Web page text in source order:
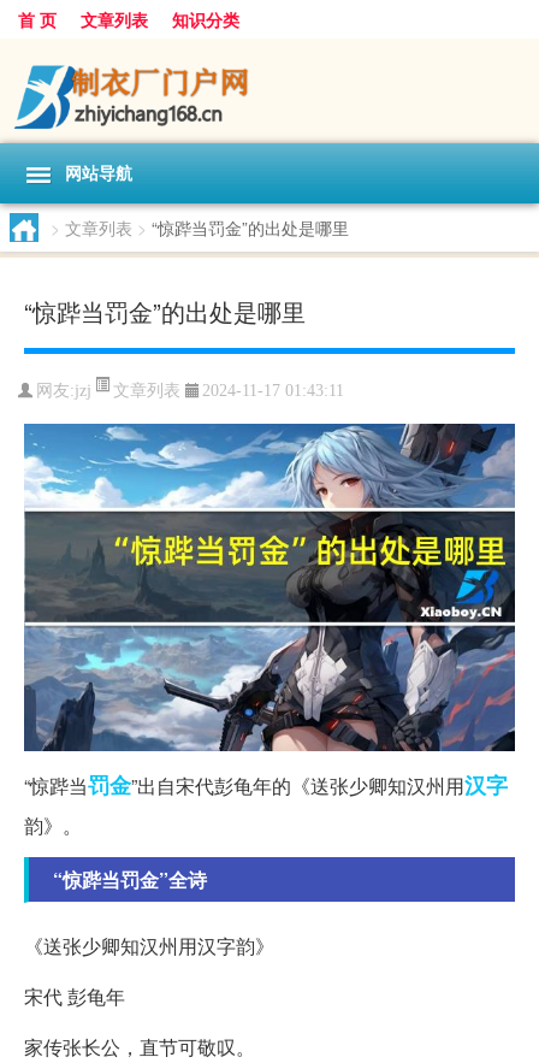
首 页 文章列表 知识分类
网站导航
> 文章列表 > “惊跸当罚金”的出处是哪里
“惊跸当罚金”的出处是哪里
网友:jzj 文章列表 2024-11-17 01:43:11
“惊跸当罚金”出自宋代彭龟年的《送张少卿知汉州用汉字
韵》。
“惊跸当罚金”全诗
《送张少卿知汉州用汉字韵》
宋代 彭龟年
家传张长公，直节可敬叹。